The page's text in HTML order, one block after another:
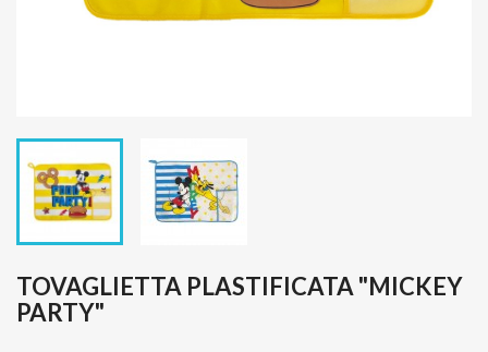
TOVAGLIETTA PLASTIFICATA "MICKEY
PARTY"